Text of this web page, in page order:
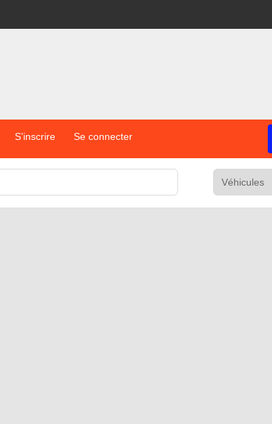
S’inscrire Se connecter